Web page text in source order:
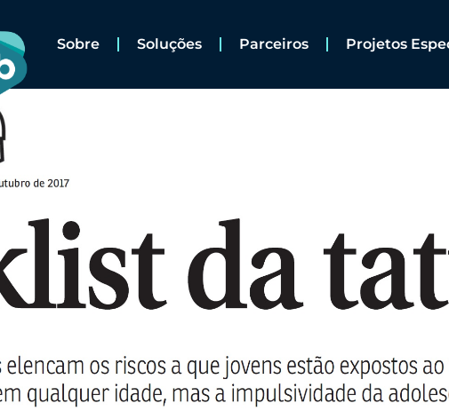
Sobre Soluções Parceiros Projetos